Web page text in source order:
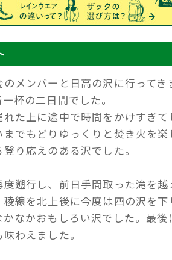
メンバーと日高の沢に行って
杯の二日間でした。
た上に途中で時間をかけすぎ
でもどりゆっくりと焚き火を
り応えのある沢でした。
遡行し、前日手間取った滝を
線を北上後に今度は四の沢を
なかおもしろい沢でした。最
わえました。